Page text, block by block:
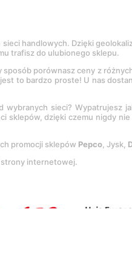
sieci handlowych. Dzięki
trafisz do ulubionego sklepu.
sposób porównasz ceny z
to bardzo proste! U nas
wybranych sieci? Wypatrujesz
sklepów, dzięki czemu nigdy
promocji sklepów Pepco, Jysk,
strony internetowej.